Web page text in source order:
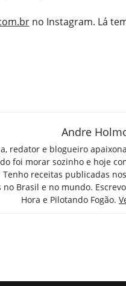
no Instagram. Lá
Andre
redator e blogueiro
foi morar sozinho e hoje
receitas publicadas
no Brasil e no mundo.
Hora e Pilotando Fogão.